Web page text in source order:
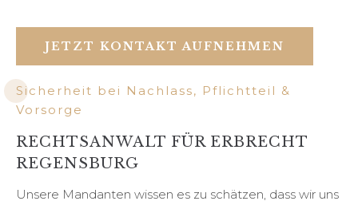
JETZT KONTAKT AUFNEHMEN
Sicherheit bei Nachlass, Pflichtteil &
Vorsorge
RECHTSANWALT FÜR ERBRECHT
REGENSBURG
Unsere Mandanten wissen es zu schätzen, dass wir uns